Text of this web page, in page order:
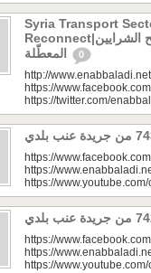
Syria Transport
Reconnect|قطاع النقل في سوريا.. فتح الشرايين
0
http://
https://
https://twitter.com/
https://
https://
https://
https://
https://
https://